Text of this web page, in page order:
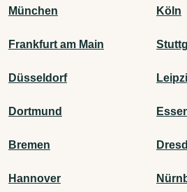
München Köln
Frankfurt am Main
Düsseldorf
Dortmund
Bremen
Hannover